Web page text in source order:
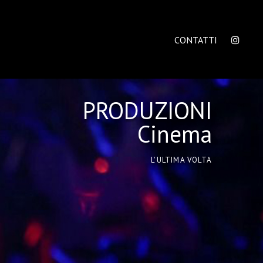
CONTATTI
PRODUZIONI
Cinema
L'ULTIMA VOLTA